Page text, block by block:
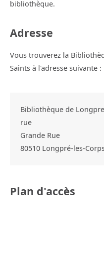
bibliothèque.
Adresse
Vous trouverez la
Saints à l'adresse suivante :
Bibliothèque de
rue
Grande Rue
80510 Longpré-les-
Plan d'accès